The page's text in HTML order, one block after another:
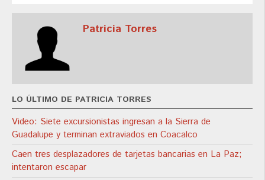
Patricia Torres
LO ÚLTIMO DE PATRICIA TORRES
Video: Siete excursionistas ingresan a la Sierra de
Guadalupe y terminan extraviados en Coacalco
Caen tres desplazadores de tarjetas bancarias en La Paz;
intentaron escapar